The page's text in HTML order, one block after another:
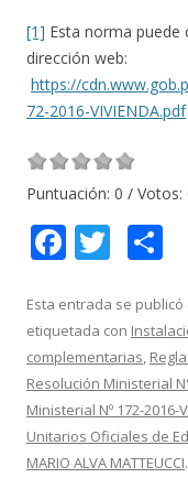
[1] Esta norma puede
dirección web:
https://
72-2016-VIVIENDA.pdf
Puntuación: 0 / Votos:
F
e
b
o
o
k
T
itt
er p
ti
r
Esta entrada se publicó
etiquetada con
complementarias,
Resolución Ministerial
Ministerial Nº 172-2016-
Unitarios Oficiales de
MARIO ALVA MATTEUCCI.